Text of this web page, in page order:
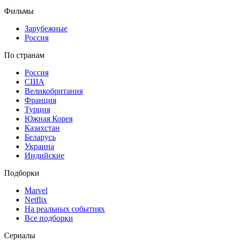
Фильмы
Зарубежные
Россия
По странам
Россия
США
Великобритания
Франция
Турция
Южная Корея
Казахстан
Беларусь
Украина
Индийские
Подборки
Marvel
Netflix
На реальных событиях
Все подборки
Сериалы